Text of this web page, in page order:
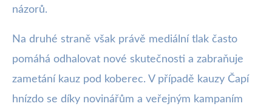
názorů.
Na druhé straně však právě mediální tlak často
pomáhá odhalovat nové skutečnosti a zabraňuje
zametání kauz pod koberec. V případě kauzy Čapí
hnízdo se díky novinářům a veřejným kampaním